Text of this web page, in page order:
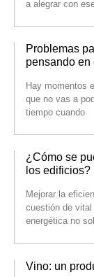
a alegrar con
Problemas
pensando en
Hay momentos
que no vas a
tiempo cuando
¿Cómo se
los edificios?
Mejorar la
cuestión de
energética no
Vino: un